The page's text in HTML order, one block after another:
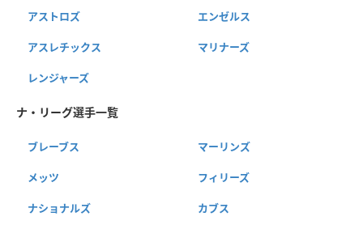
アストロズ エンゼルス
アスレチックス マリナーズ
レンジャーズ
ナ・リーグ選手一覧
ブレーブス マーリンズ
メッツ フィリーズ
ナショナルズ カブス